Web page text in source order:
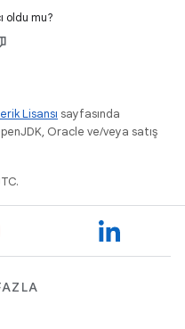
oldu mu?
Lisansı sayfasında
Oracle ve/veya satış